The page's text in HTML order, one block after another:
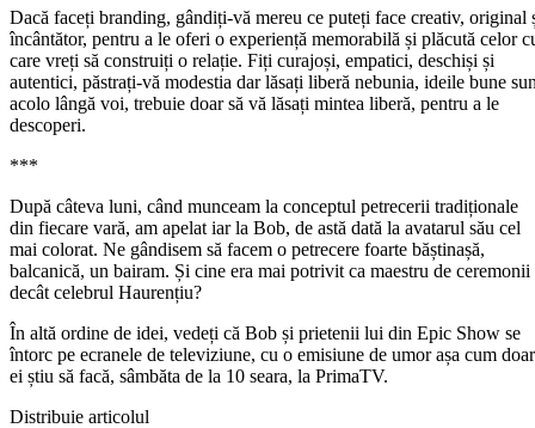
Dacă faceți branding, gândiți-vă mereu ce puteți face creativ, original
încântător, pentru a le oferi o experiență memorabilă și plăcută celor
care vreți să construiți o relație. Fiți curajoși, empatici, deschiși și
autentici, păstrați-vă modestia dar lăsați liberă nebunia, ideile bune
acolo lângă voi, trebuie doar să vă lăsați mintea liberă, pentru a le
descoperi.
***
După câteva luni, când munceam la conceptul petrecerii tradiționale
din fiecare vară, am apelat iar la Bob, de astă dată la avatarul său cel
mai colorat. Ne gândisem să facem o petrecere foarte băștinașă,
balcanică, un bairam. Și cine era mai potrivit ca maestru de ceremonii
decât celebrul Haurențiu?
În altă ordine de idei, vedeți că Bob și prietenii lui din Epic Show se
întorc pe ecranele de televiziune, cu o emisiune de umor așa cum doar
ei știu să facă, sâmbăta de la 10 seara, la PrimaTV.
Distribuie articolul